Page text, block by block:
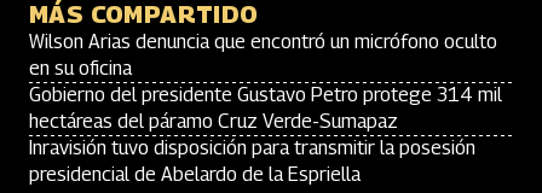
MÁS COMPARTIDO
Wilson Arias denuncia que encontró un micrófono oculto
en su oficina
Gobierno del presidente Gustavo Petro protege 314 mil
hectáreas del páramo Cruz Verde-Sumapaz
Inravisión tuvo disposición para transmitir la posesión
presidencial de Abelardo de la Espriella